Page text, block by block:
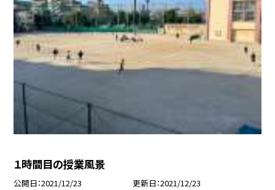
１時間目の授業風景
公開日 2021/12/23 更新日 2021/12/23